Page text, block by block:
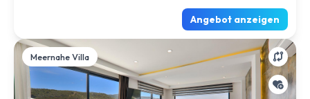
Angebot anzeigen
Meernahe Villa